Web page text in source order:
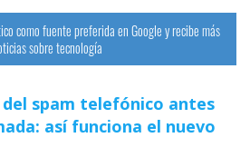
como fuente preferida en Google y recibe más
sobre tecnología
spam telefónico antes
así funciona el nuevo